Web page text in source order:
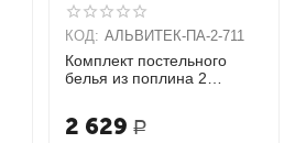
КОД: АЛЬВИТЕК-ПA-2-711
Комплект постельного
белья из поплина 2
2 629 Р